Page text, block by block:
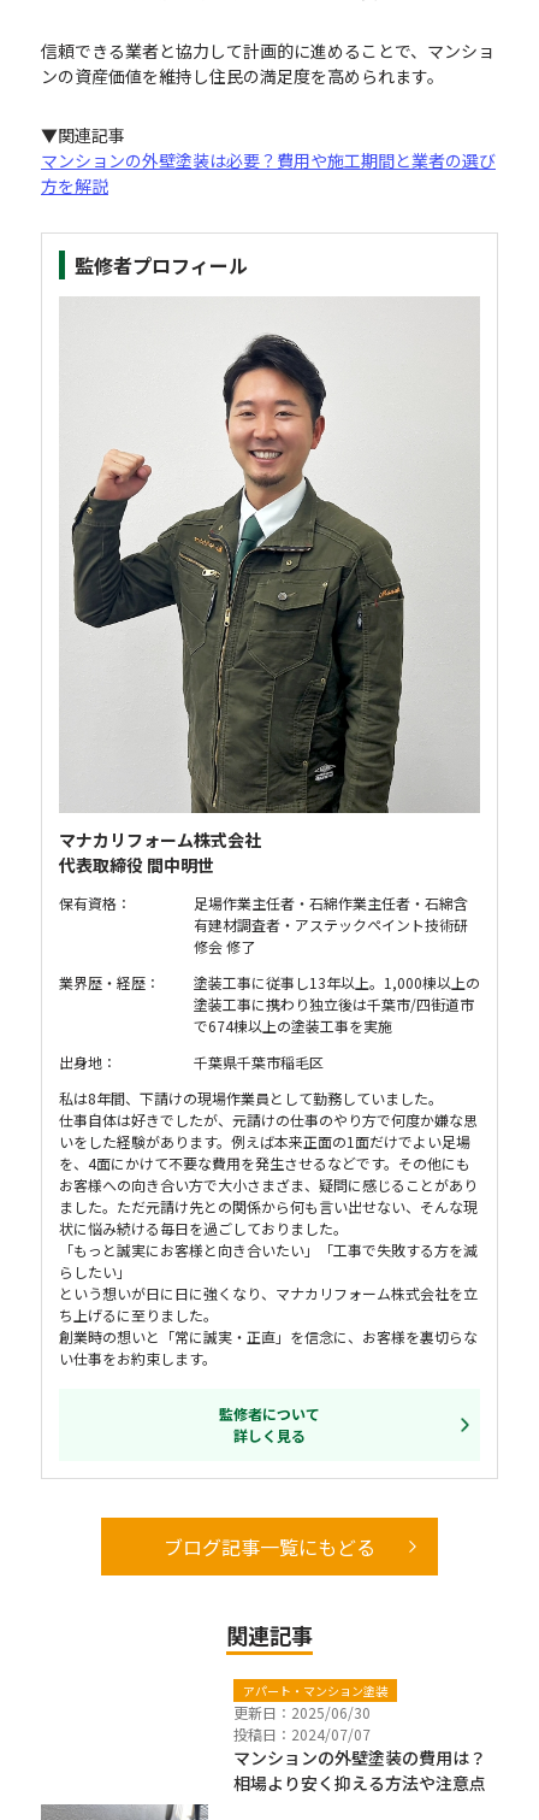
信頼できる業者と協力して計画的に進めることで、マンショ
ンの資産価値を維持し住民の満足度を高められます。
▼関連記事
マンションの外壁塗装は必要？費用や施工期間と業者の選び
方を解説
監修者プロフィール
マナカリフォーム株式会社
代表取締役 間中明世
保有資格：
足場作業主任者・石綿作業主任者・石綿含
有建材調査者・アステックペイント技術研
修会 修了
業界歴・経歴：
塗装工事に従事し13年以上。1,000棟以上の
塗装工事に携わり独立後は千葉市/四街道市
で674棟以上の塗装工事を実施
出身地：
千葉県千葉市稲毛区
私は8年間、下請けの現場作業員として勤務していました。
仕事自体は好きでしたが、元請けの仕事のやり方で何度か嫌な思
いをした経験があります。例えば本来正面の1面だけでよい足場
を、4面にかけて不要な費用を発生させるなどです。その他にも
お客様への向き合い方で大小さまざま、疑問に感じることがあり
ました。ただ元請け先との関係から何も言い出せない、そんな現
状に悩み続ける毎日を過ごしておりました。
「もっと誠実にお客様と向き合いたい」「工事で失敗する方を減
らしたい」
という想いが日に日に強くなり、マナカリフォーム株式会社を立
ち上げるに至りました。
創業時の想いと「常に誠実・正直」を信念に、お客様を裏切らな
い仕事をお約束します。
監修者について
詳しく見る
ブログ記事一覧にもどる
関連記事
アパート・マンション塗装
更新日：2025/06/30
投稿日：2024/07/07
マンションの外壁塗装の費用は？
相場より安く抑える方法や注意点